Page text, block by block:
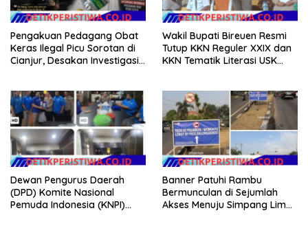
Pengakuan Pedagang Obat
Keras Ilegal Picu Sorotan di
Cianjur, Desakan Investigasi
Wakil Bupati Bireuen Resmi
Tutup KKN Reguler XXIX dan
KKN Tematik Literasi USK
Dewan Pengurus Daerah
(DPD) Komite Nasional
Pemuda Indonesia (KNPI)
Banner Patuhi Rambu
Bermunculan di Sejumlah
Akses Menuju Simpang Lima